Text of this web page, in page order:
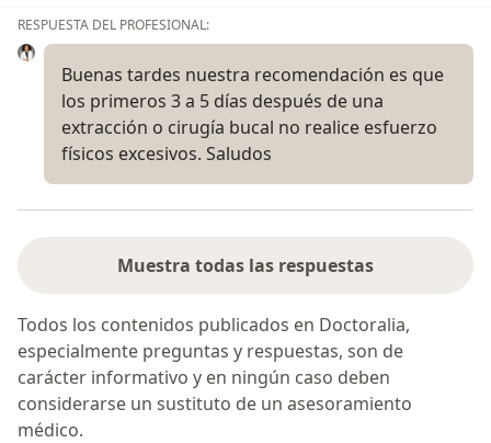
RESPUESTA DEL PROFESIONAL:
Buenas tardes nuestra recomendación es que
los primeros 3 a 5 días después de una
extracción o cirugía bucal no realice esfuerzo
físicos excesivos. Saludos
Muestra todas las respuestas
Todos los contenidos publicados en Doctoralia,
especialmente preguntas y respuestas, son de
carácter informativo y en ningún caso deben
considerarse un sustituto de un asesoramiento
médico.